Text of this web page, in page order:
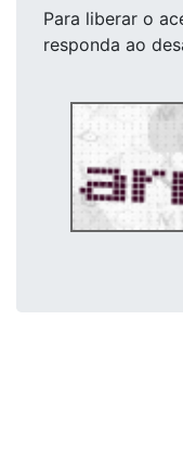
Para liberar o
responda ao